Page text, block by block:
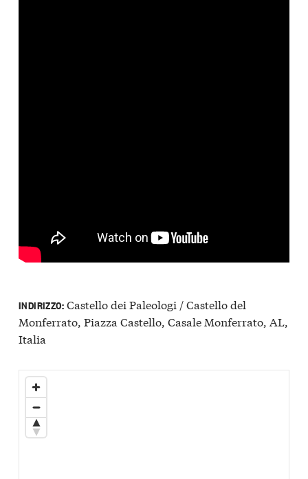
INDIRIZZO:Castello dei Paleologi / Castello del
Monferrato, Piazza Castello, Casale Monferrato, AL,
Italia